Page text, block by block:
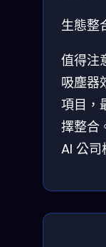
生態
值得注
吸塵器
項目，
擇整合
AI 公司